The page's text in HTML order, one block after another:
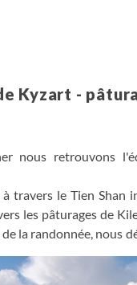
Kyzart -
nous retrouvons
à travers le Tien
les pâturages de
la randonnée, nous
de la rive du